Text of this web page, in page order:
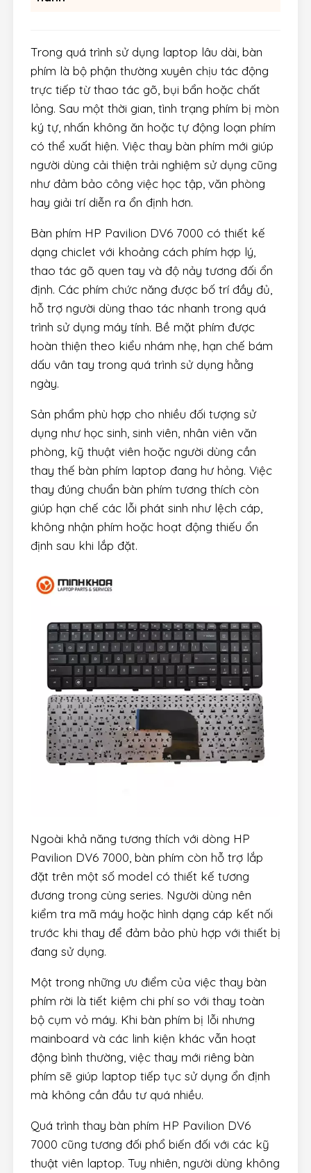
Trong quá trình sử dụng laptop lâu dài, bàn
phím là bộ phận thường xuyên chịu tác động
trực tiếp từ thao tác gõ, bụi bẩn hoặc chất
lỏng. Sau một thời gian, tình trạng phím bị mòn
ký tự, nhấn không ăn hoặc tự động loạn phím
có thể xuất hiện. Việc thay bàn phím mới giúp
người dùng cải thiện trải nghiệm sử dụng cũng
như đảm bảo công việc học tập, văn phòng
hay giải trí diễn ra ổn định hơn.
Bàn phím HP Pavilion DV6 7000 có thiết kế
dạng chiclet với khoảng cách phím hợp lý,
thao tác gõ quen tay và độ nảy tương đối ổn
định. Các phím chức năng được bố trí đầy đủ,
hỗ trợ người dùng thao tác nhanh trong quá
trình sử dụng máy tính. Bề mặt phím được
hoàn thiện theo kiểu nhám nhẹ, hạn chế bám
dấu vân tay trong quá trình sử dụng hằng
ngày.
Sản phẩm phù hợp cho nhiều đối tượng sử
dụng như học sinh, sinh viên, nhân viên văn
phòng, kỹ thuật viên hoặc người dùng cần
thay thế bàn phím laptop đang hư hỏng. Việc
thay đúng chuẩn bàn phím tương thích còn
giúp hạn chế các lỗi phát sinh như lệch cáp,
không nhận phím hoặc hoạt động thiếu ổn
định sau khi lắp đặt.
Ngoài khả năng tương thích với dòng HP
Pavilion DV6 7000, bàn phím còn hỗ trợ lắp
đặt trên một số model có thiết kế tương
đương trong cùng series. Người dùng nên
kiểm tra mã máy hoặc hình dạng cáp kết nối
trước khi thay để đảm bảo phù hợp với thiết bị
đang sử dụng.
Một trong những ưu điểm của việc thay bàn
phím rời là tiết kiệm chi phí so với thay toàn
bộ cụm vỏ máy. Khi bàn phím bị lỗi nhưng
mainboard và các linh kiện khác vẫn hoạt
động bình thường, việc thay mới riêng bàn
phím sẽ giúp laptop tiếp tục sử dụng ổn định
mà không cần đầu tư quá nhiều.
Quá trình thay bàn phím HP Pavilion DV6
7000 cũng tương đối phổ biến đối với các kỹ
thuật viên laptop. Tuy nhiên, người dùng không